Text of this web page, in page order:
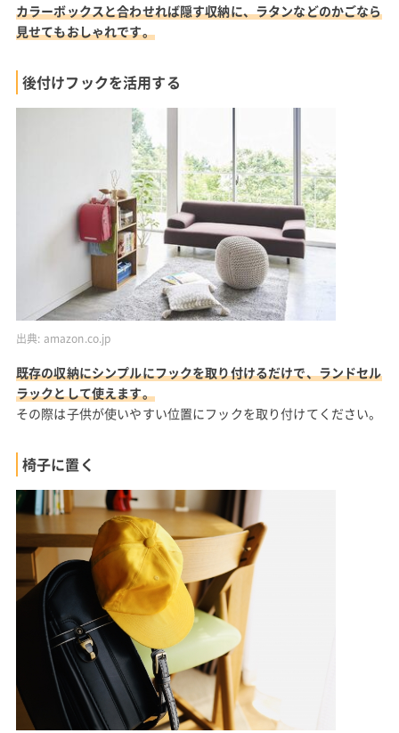
カラーボックスと合わせれば隠す収納に、ラタンなどのかごなら
見せてもおしゃれです。
後付けフックを活用する
出典: amazon.co.jp
既存の収納にシンプルにフックを取り付けるだけで、ランドセル
ラックとして使えます。
その際は子供が使いやすい位置にフックを取り付けてください。
椅子に置く